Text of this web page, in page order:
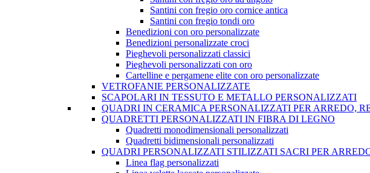
Santini con fregio oro cornice antica
Santini con fregio tondi oro
Benedizioni con oro personalizzate
Benedizioni personalizzate croci
Pieghevoli personalizzati classici
Pieghevoli personalizzati con oro
Cartelline e pergamene elite con oro personalizzate
VETROFANIE PERSONALIZZATE
SCAPOLARI IN TESSUTO E METALLO PERSONALIZZATI
QUADRI IN CERAMICA PERSONALIZZATI PER ARREDO,
QUADRETTI PERSONALIZZATI IN FIBRA DI LEGNO
Quadretti monodimensionali personalizzati
Quadretti bidimensionali personalizzati
QUADRI PERSONALIZZATI STILIZZATI SACRI PER
Linea flag personalizzati